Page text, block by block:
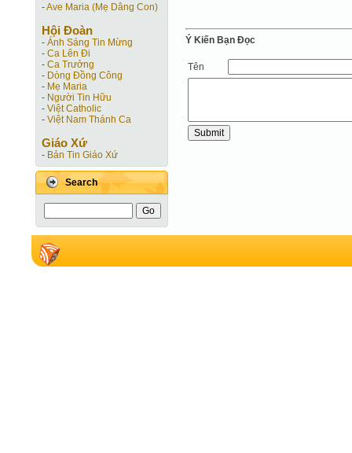
-Ave Maria (Mẹ Dâng Con)
Hội Ðoàn
- Ánh Sáng Tin Mừng
- Ca Lên Đi
- Ca Trưởng
- Dòng Đồng Công
- Mẹ Maria
- Người Tin Hữu
- Việt Catholic
- Việt Nam Thánh Ca
Giáo Xứ
- Bản Tin Giáo Xứ
Search
Ý Kiến Bạn Ðọc
Tên